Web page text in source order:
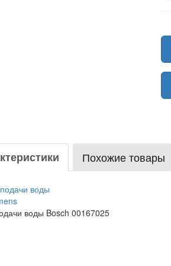
Похожие товары
воды
воды Bosch 00167025